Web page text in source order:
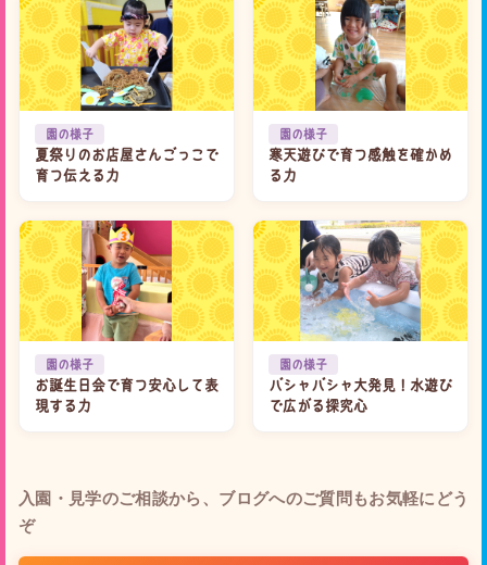
園の様子
夏祭りのお店屋さんごっこで
育つ伝える力
園の様子
寒天遊びで育つ感触を確かめ
る力
園の様子
お誕生日会で育つ安心して表
現する力
園の様子
バシャバシャ大発見！水遊び
で広がる探究心
入園・見学のご相談から、ブログへのご質問もお気軽にどう
ぞ